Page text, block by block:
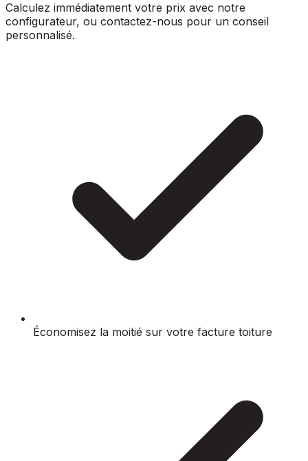
Calculez immédiatement votre prix avec notre
configurateur, ou contactez-nous pour un conseil
personnalisé.
Économisez la moitié sur votre facture toiture